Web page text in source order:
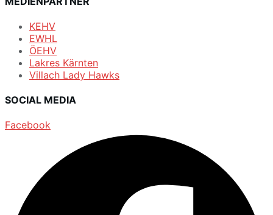
KEHV
EWHL
ÖEHV
Lakres Kärnten
Villach Lady Hawks
SOCIAL MEDIA
Facebook